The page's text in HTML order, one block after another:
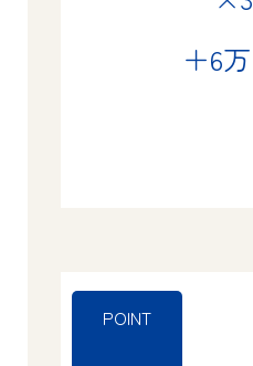
＋6
POINT